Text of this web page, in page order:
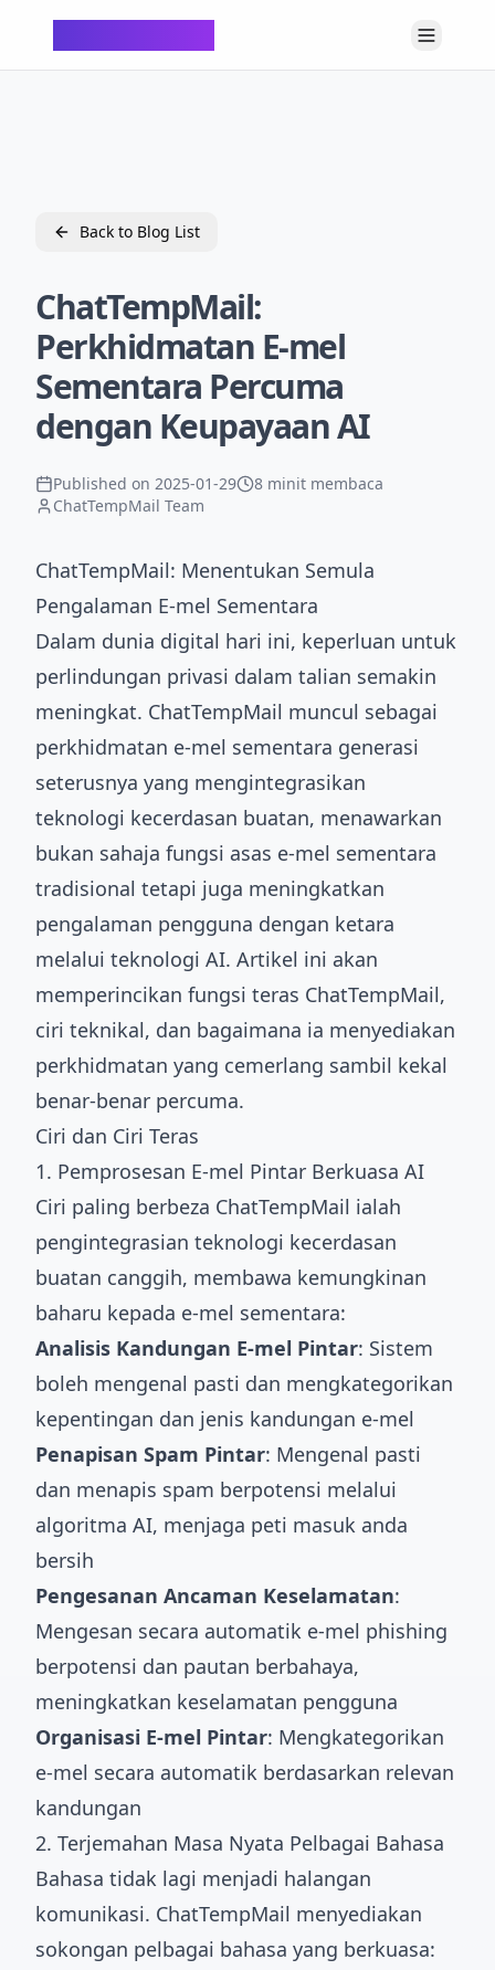
Back to Blog List
ChatTempMail:
Perkhidmatan E-mel
Sementara Percuma
dengan Keupayaan AI
Published on 2025-01-29
8 minit membaca
ChatTempMail Team
ChatTempMail: Menentukan Semula
Pengalaman E-mel Sementara
Dalam dunia digital hari ini, keperluan untuk
perlindungan privasi dalam talian semakin
meningkat. ChatTempMail muncul sebagai
perkhidmatan e-mel sementara generasi
seterusnya yang mengintegrasikan
teknologi kecerdasan buatan, menawarkan
bukan sahaja fungsi asas e-mel sementara
tradisional tetapi juga meningkatkan
pengalaman pengguna dengan ketara
melalui teknologi AI. Artikel ini akan
memperincikan fungsi teras ChatTempMail,
ciri teknikal, dan bagaimana ia menyediakan
perkhidmatan yang cemerlang sambil kekal
benar-benar percuma.
Ciri dan Ciri Teras
1. Pemprosesan E-mel Pintar Berkuasa AI
Ciri paling berbeza ChatTempMail ialah
pengintegrasian teknologi kecerdasan
buatan canggih, membawa kemungkinan
baharu kepada e-mel sementara:
Analisis Kandungan E-mel Pintar: Sistem
boleh mengenal pasti dan mengkategorikan
kepentingan dan jenis kandungan e-mel
Penapisan Spam Pintar: Mengenal pasti
dan menapis spam berpotensi melalui
algoritma AI, menjaga peti masuk anda
bersih
Pengesanan Ancaman Keselamatan:
Mengesan secara automatik e-mel phishing
berpotensi dan pautan berbahaya,
meningkatkan keselamatan pengguna
Organisasi E-mel Pintar: Mengkategorikan
e-mel secara automatik berdasarkan relevan
kandungan
2. Terjemahan Masa Nyata Pelbagai Bahasa
Bahasa tidak lagi menjadi halangan
komunikasi. ChatTempMail menyediakan
sokongan pelbagai bahasa yang berkuasa: